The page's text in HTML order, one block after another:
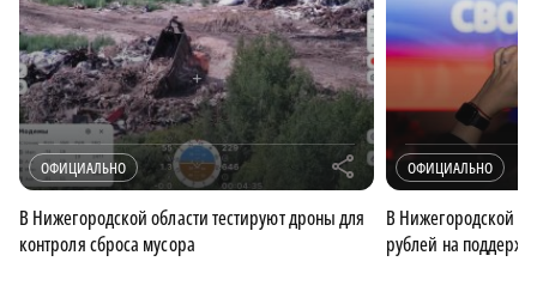
ОФИЦИАЛЬНО r
В Нижегородской области тестируют дроны для
контроля сброса мусора
ОФИЦИАЛЬНО
В Нижегородской
рублей на